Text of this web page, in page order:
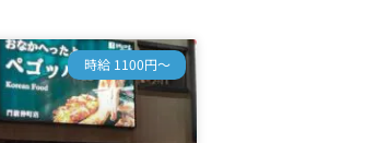
時給 1100円～